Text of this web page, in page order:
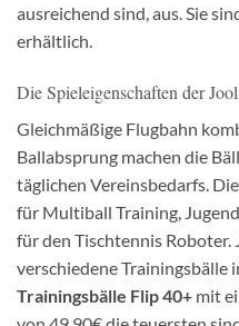
ausreichend sind, aus. Sie
erhältlich.
Die Spieleigenschaften der
Gleichmäßige Flugbahn
Ballabsprung machen die
täglichen Vereinsbedarfs. Die
für Multiball Training,
für den Tischtennis Roboter.
verschiedene Trainingsbälle
Trainingsbälle Flip 40+ mit